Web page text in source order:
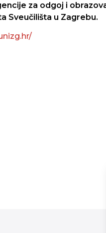
za odgoj i
Sveučilišta u Zagrebu.